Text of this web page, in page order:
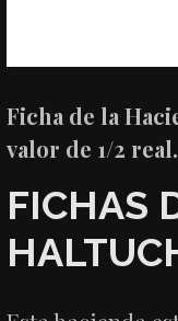
Ficha de la
valor de 1/2 real.
FICHAS